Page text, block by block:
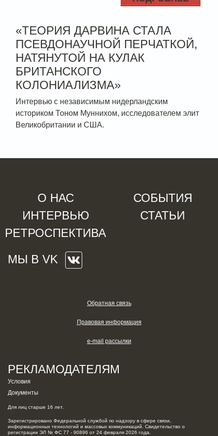
«ТЕОРИЯ ДАРВИНА СТАЛА
ПСЕВДОНАУЧНОЙ ПЕРЧАТКОЙ,
НАТЯНУТОЙ НА КУЛАК
БРИТАНСКОГО
КОЛОНИАЛИЗМА»
Интервью с независимым нидерландским
историком Тоном Муннихом, исследователем элит
Великобритании и США.
О НАС
СОБЫТИЯ
ИНТЕРВЬЮ
СТАТЬИ
РЕТРОСПЕКТИВА
МЫ В VK
РЕКЛАМОДАТЕЛЯМ
Условия
Документы
Обратная связь
Правовая информация
e-mail рассылки
Для лиц старше 16 лет.
Зарегистрировано Федеральной службой по надзору в сфере связи,
информационных технологий и массовых коммуникаций. Свидетельство о
регистрации ЭЛ № ФС 77 - 90896 от 24 февраля 2026 года.